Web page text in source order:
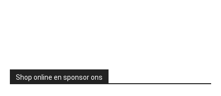
Shop online en sponsor ons